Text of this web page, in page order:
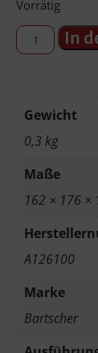
Vorrätig
In
Gewicht
0,3 kg
Maße
162 × 176 ×
A126100
Marke
Bartscher